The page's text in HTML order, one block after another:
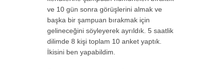
ve 10 gün sonra görüşlerini almak ve
başka bir şampuan bırakmak için
gelineceğini söyleyerek ayrıldık. 5 saatlik
dilimde 8 kişi toplam 10 anket yaptık.
İkisini ben yapabildim.